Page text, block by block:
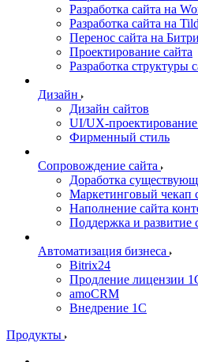
Разработка сайта на
Разработка сайта на
Перенос сайта на
Проектирование сайта
Разработка структуры
Дизайн
Дизайн сайтов
UI/UX-
Фирменный стиль
Сопровождение сайта
Доработка
Маркетинговый чекап
Наполнение сайта
Поддержка и развитие
Автоматизация бизнеса
Bitrix24
Продление лицензии
amoCRM
Внедрение 1C
Продукты